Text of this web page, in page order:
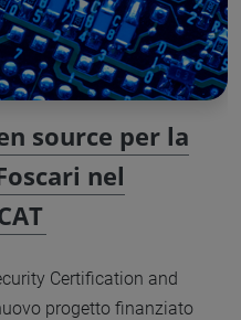
source per la
nel
Certification and
progetto finanziato